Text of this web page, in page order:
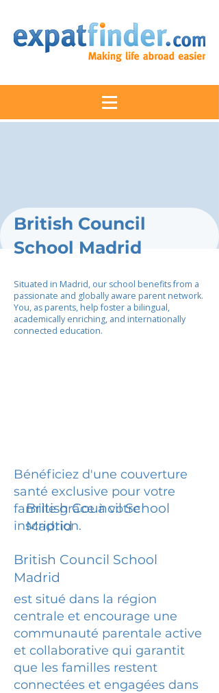
British Council
School Madrid
Situated in Madrid, our school benefits from a
passionate and globally aware parent network.
You, as parents, help foster a bilingual,
academically enriching, and internationally
connected education.
Bénéficiez d'une couverture
santé exclusive pour votre
famille grâce à votre
inscription.
British Council School
Madrid
British Council School
Madrid
est situé dans la région
centrale et encourage une
communauté parentale active
et collaborative qui garantit
que les familles restent
connectées et engagées dans